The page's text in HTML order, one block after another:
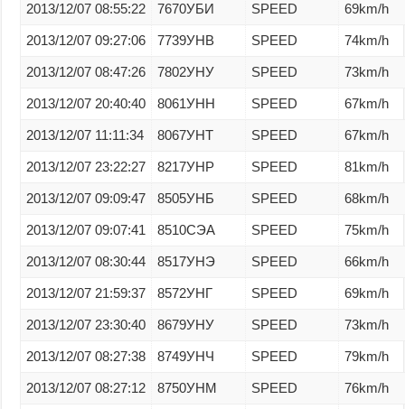
2013/12/07 08:55:22 7670УБИ SPEED 69km/h
2013/12/07 09:27:06 7739УНВ SPEED 74km/h
2013/12/07 08:47:26 7802УНУ SPEED 73km/h
2013/12/07 20:40:40 8061УНН SPEED 67km/h
2013/12/07 11:11:34 8067УНТ SPEED 67km/h
2013/12/07 23:22:27 8217УНР SPEED 81km/h
2013/12/07 09:09:47 8505УНБ SPEED 68km/h
2013/12/07 09:07:41 8510СЭА SPEED 75km/h
2013/12/07 08:30:44 8517УНЭ SPEED 66km/h
2013/12/07 21:59:37 8572УНГ SPEED 69km/h
2013/12/07 23:30:40 8679УНУ SPEED 73km/h
2013/12/07 08:27:38 8749УНЧ SPEED 79km/h
2013/12/07 08:27:12 8750УНМ SPEED 76km/h